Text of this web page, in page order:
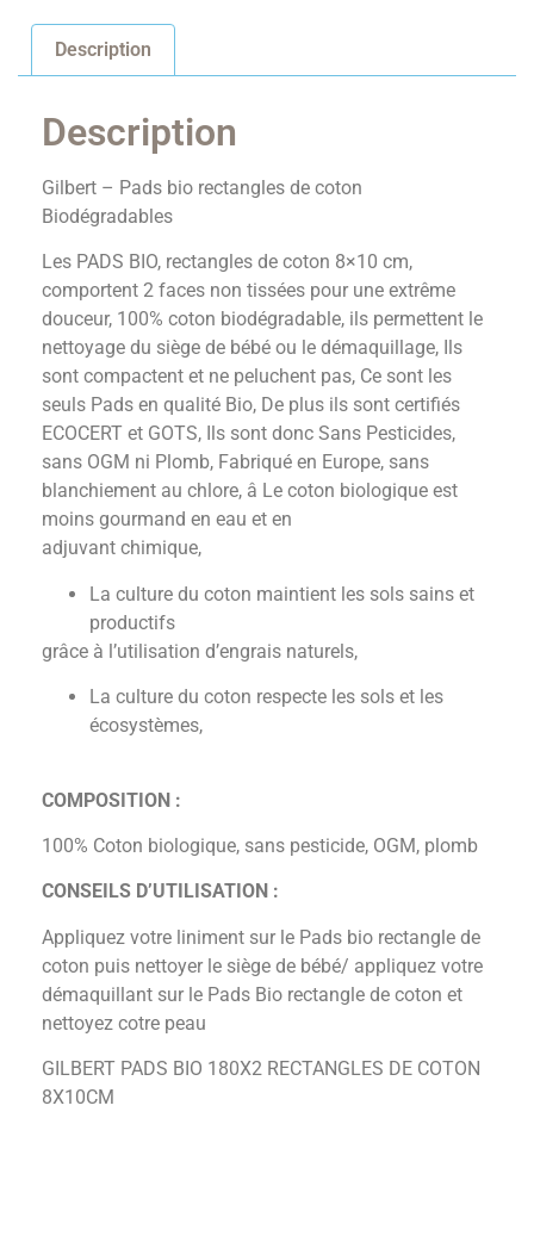
Description
Description
Gilbert – Pads bio rectangles de coton
Biodégradables
Les PADS BIO, rectangles de coton 8×10 cm,
comportent 2 faces non tissées pour une extrême
douceur, 100% coton biodégradable, ils permettent le
nettoyage du siège de bébé ou le démaquillage, Ils
sont compactent et ne peluchent pas, Ce sont les
seuls Pads en qualité Bio, De plus ils sont certifiés
ECOCERT et GOTS, Ils sont donc Sans Pesticides,
sans OGM ni Plomb, Fabriqué en Europe, sans
blanchiement au chlore, â Le coton biologique est
moins gourmand en eau et en
adjuvant chimique,
La culture du coton maintient les sols sains et
productifs
grâce à l’utilisation d’engrais naturels,
La culture du coton respecte les sols et les
écosystèmes,
COMPOSITION :
100% Coton biologique, sans pesticide, OGM, plomb
CONSEILS D’UTILISATION :
Appliquez votre liniment sur le Pads bio rectangle de
coton puis nettoyer le siège de bébé/ appliquez votre
démaquillant sur le Pads Bio rectangle de coton et
nettoyez cotre peau
GILBERT PADS BIO 180X2 RECTANGLES DE COTON
8X10CM